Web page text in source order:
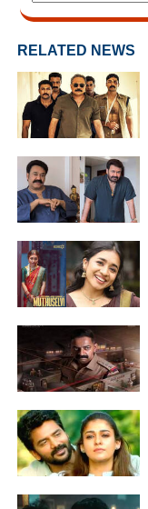
RELATED NEWS